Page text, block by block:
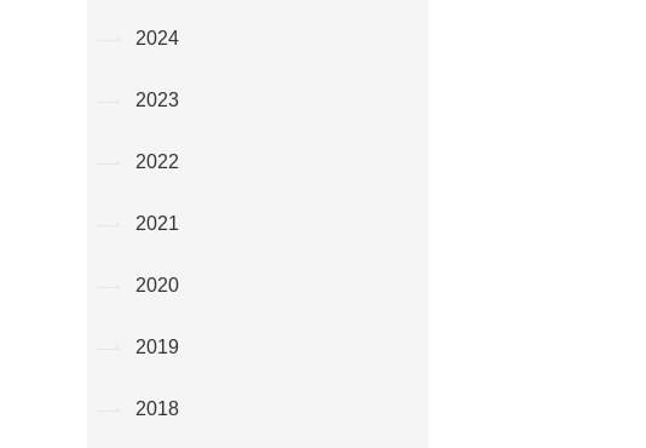
2024
2023
2022
2021
2020
2019
2018